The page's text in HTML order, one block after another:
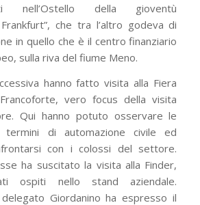
nell’Ostello della gioventù
Frankfurt”, che tra l’altro godeva di
in quello che è il centro finanziario
sulla riva del fiume Meno.
hanno fatto visita alla Fiera
vero focus della visita
Qui hanno potuto osservare le
di automazione civile ed
con i colossi del settore.
ha suscitato la visita alla Finder,
ospiti nello stand aziendale.
delegato Giordanino ha espresso il